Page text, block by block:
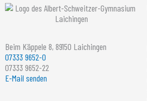
Beim Käppele 8, 89150 Laichingen
07333 9652-0
07333 9652-22
E-Mail senden